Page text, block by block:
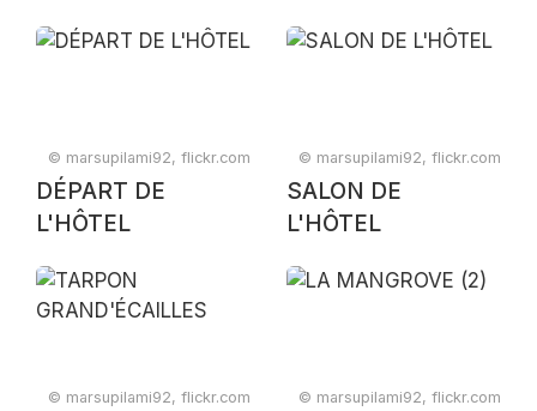
© marsupilami92, flickr.com
DÉPART DE
L'HÔTEL
© marsupilami92, flickr.com
SALON DE
L'HÔTEL
© marsupilami92, flickr.com © marsupilami92, flickr.com